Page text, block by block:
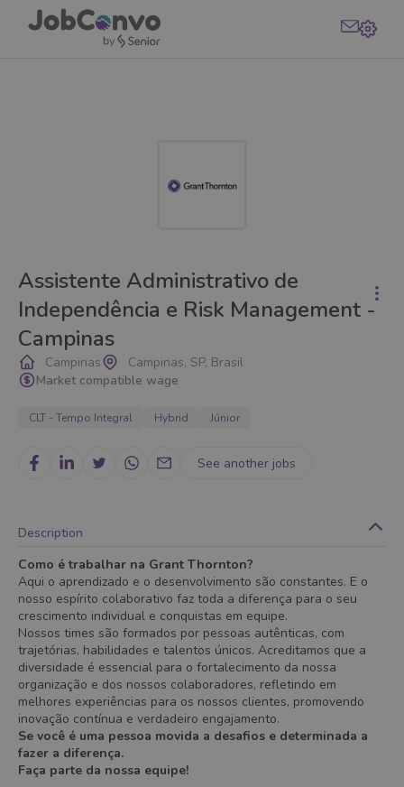
Assistente Administrativo de
Independência e Risk Management -
Campinas
Campinas
Campinas, SP, Brasil
Market compatible wage
CLT - Tempo Integral Hybrid Júnior
See another jobs
Description
Como é trabalhar na Grant Thornton?
Aqui o aprendizado e o desenvolvimento são constantes. E o
nosso espírito colaborativo faz toda a diferença para o seu
crescimento individual e conquistas em equipe.
Nossos times são formados por pessoas autênticas, com
trajetórias, habilidades e talentos únicos. Acreditamos que a
diversidade é essencial para o fortalecimento da nossa
organização e dos nossos colaboradores, refletindo em
melhores experiências para os nossos clientes, promovendo
inovação contínua e verdadeiro engajamento.
Se você é uma pessoa movida a desafios e determinada a
fazer a diferença.
Faça parte da nossa equipe!